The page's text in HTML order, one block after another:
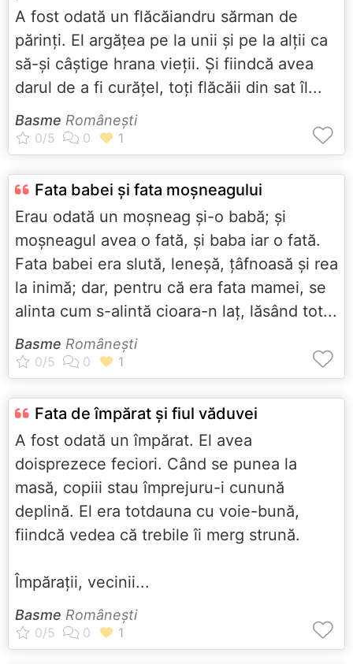
A fost odată un flăcăiandru sărman de
părinţi. El argăţea pe la unii şi pe la alţii ca
să-şi câştige hrana vieţii. Şi fiindcă avea
darul de a fi curăţel, toţi flăcăii din sat îl...
Basme Româneşti
Fata babei și fata moșneagului
Erau odată un moșneag și-o babă; și
moșneagul avea o fată, și baba iar o fată.
Fata babei era slută, leneșă, țâfnoasă și rea
la inimă; dar, pentru că era fata mamei, se
alinta cum s-alintă cioara-n laț, lăsând tot...
Basme Româneşti
Fata de împărat și fiul văduvei
A fost odată un împărat. El avea
doisprezece feciori. Când se punea la
masă, copiii stau împrejuru-i cunună
deplină. El era totdauna cu voie-bună,
fiindcă vedea că trebile îi merg strună.
Împărații, vecinii...
Basme Româneşti